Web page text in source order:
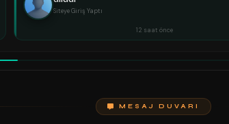
Siteye Giriş Yaptı
12 saat önce
MESAJ DUVARI